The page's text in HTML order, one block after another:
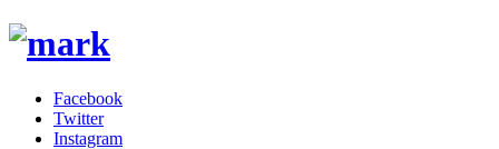
Facebook
Twitter
Instagram